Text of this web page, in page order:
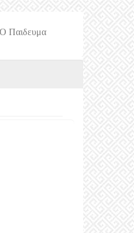
О Пαιδευμα